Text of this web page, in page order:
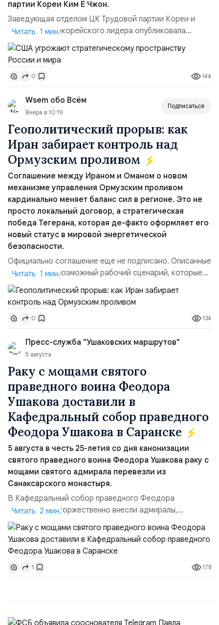
партии Кореи Ким Ё Чжон.
Заведующая отделом ЦК Трудовой партии Кореи и
сестра северокорейского лидера опубликовала
заявление для прессы в ответ на проведение Токио
совместных с флотом США запусков крылатых ракет
Томагавк.«Япония отбросила обманчивую видимость
„исключительно оборонительной страны“ и выносит
вопрос о собственном ядерном вооружении на
всеобщее обозрение, одновреме...
Читать 1 мин.
0 144
Wsem обо Всём
Вчера в 10:19
Подписаться
Геополитический прорыв: как
Иран забирает контроль над
Ормузским проливом
Соглашение между Ираном и Оманом о новом
механизме управления Ормузским проливом
кардинально меняет баланс сил в регионе. Это не
просто локальный договор, а стратегическая
победа Тегерана, которая де-факто оформляет его
новый статус в мировой энергетической
безопасности.
Официально соглашение ещё не подписано. Описанные
пункты — это возможный рабочий сценарий, которые
скорее всего будут реализованы.Разбираем ключевые
тезисы и последствия этого соглашения:. 1. Новые
доли контроля (75 на 25). Было: Ранее Иран и Оман
контролировали пролив на паритетных началах —
50/50. Стало: Новое соглашение закрепляет за
Ираном...
Читать 1 мин.
0 134
Пресс-служба "Ушаковских маршрутов"
5 августа
Раку с мощами святого
праведного воина Феодора
Ушакова доставили в
Кафедральный собор праведного
Феодора Ушакова в Саранске
5 августа в честь 25-летия со дня канонизации
святого праведного воина Феодора Ушакова раку с
мощами святого адмирала перевезли из
Санаксарского монастыря.
В Кафедральный собор праведного Феодора
Ушакова раку торжественно внесли адмиралы,
участвовавшие в канонизации святого праведного
воина Феодора Ушакова 25 лет назад:Адмирал
Владимир Прокофьевич Валуев, командующий
Балтийским флотом ВМФ России (2001–2006
гг.);Адмирал Владимир Петрович Комоедов,
командующий Черноморским флотом ВМФ России
Читать 2 мин.
1 178